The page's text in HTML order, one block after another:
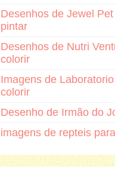
Desenhos de Jewel
pintar
Desenhos de Nutri
colorir
Imagens de
colorir
Desenho de Irmão do
imagens de repteis